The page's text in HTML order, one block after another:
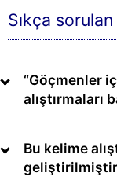
Sıkça
“Göçmenler
alıştırmaları
Bu kelime